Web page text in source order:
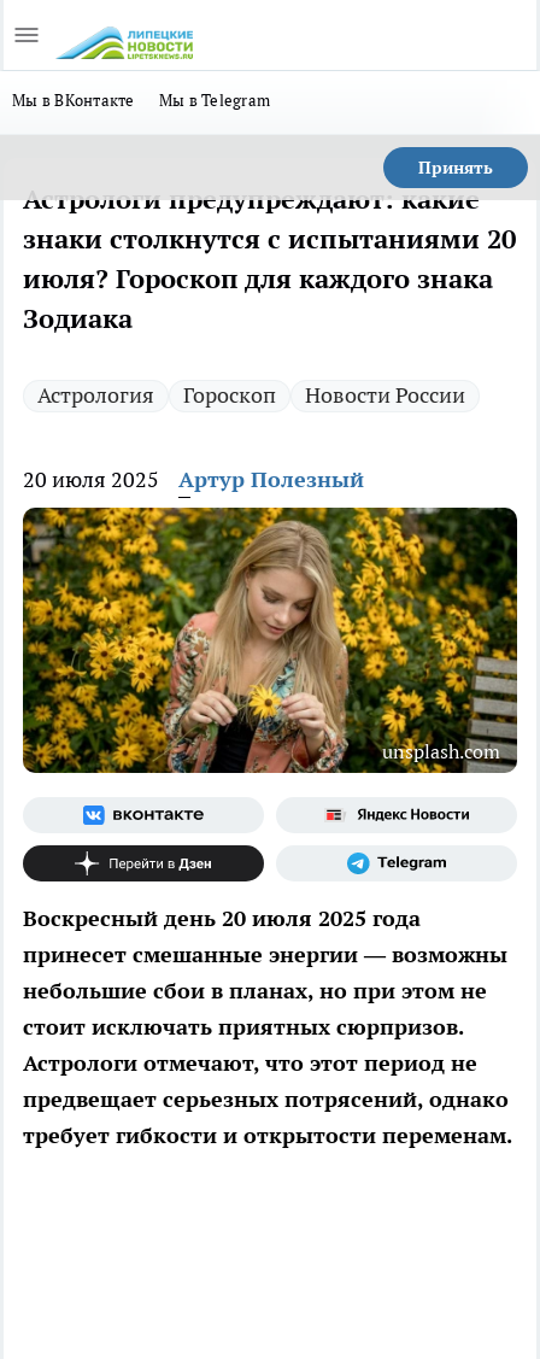
Мы в ВКонтакте Мы в Telegram
Принять
Астрологи предупреждают: какие
знаки столкнутся с испытаниями 20
июля? Гороскоп для каждого знака
Зодиака
Астрология Гороскоп Новости России
20 июля 2025 Артур Полезный
unsplash.com
Воскресный день 20 июля 2025 года
принесет смешанные энергии — возможны
небольшие сбои в планах, но при этом не
стоит исключать приятных сюрпризов.
Астрологи отмечают, что этот период не
предвещает серьезных потрясений, однако
требует гибкости и открытости переменам.